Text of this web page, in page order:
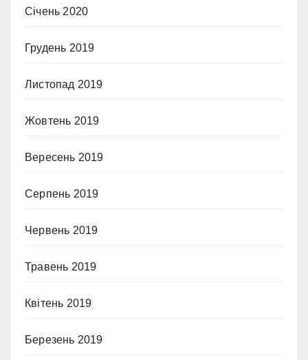
Січень 2020
Грудень 2019
Листопад 2019
Жовтень 2019
Вересень 2019
Серпень 2019
Червень 2019
Травень 2019
Квітень 2019
Березень 2019